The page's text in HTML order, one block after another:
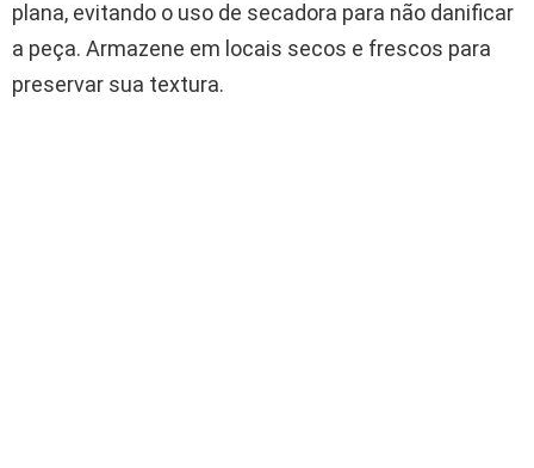
plana, evitando o uso de secadora para não danificar
a peça. Armazene em locais secos e frescos para
preservar sua textura.